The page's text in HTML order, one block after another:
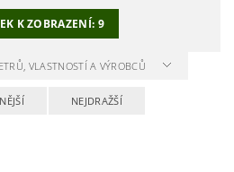
K ZOBRAZENÍ: 9
VLASTNOSTÍ A VÝROBCŮ
NEJDRAŽŠÍ